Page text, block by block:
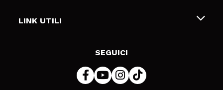
Metodi di pagamamento
Termini e condizioni
LINK UTILI
SEGUICI